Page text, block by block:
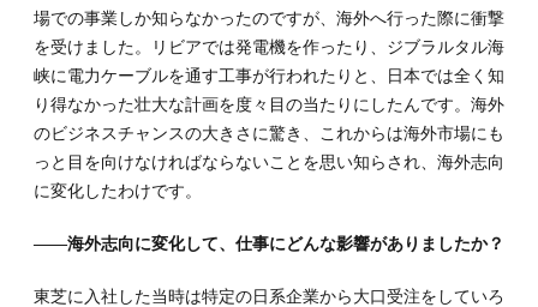
場での事業しか知らなかったのですが、海外へ行った際に衝撃
を受けました。リビアでは発電機を作ったり、ジブラルタル海
峡に電力ケーブルを通す工事が行われたりと、日本では全く知
り得なかった壮大な計画を度々目の当たりにしたんです。海外
のビジネスチャンスの大きさに驚き、これからは海外市場にも
っと目を向けなければならないことを思い知らされ、海外志向
に変化したわけです。
――海外志向に変化して、仕事にどんな影響がありましたか？
東芝に入社した当時は特定の日系企業から大口受注をしていろ